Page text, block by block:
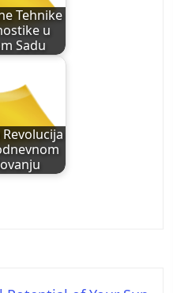
Tehnike
u
Sadu